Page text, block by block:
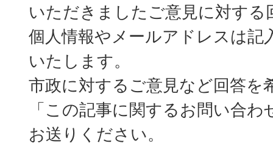
いただきましたご意見に対する
個人情報やメールアドレスは記
いたします。
市政に対するご意見など回答を
「この記事に関するお問い合
お送りください。